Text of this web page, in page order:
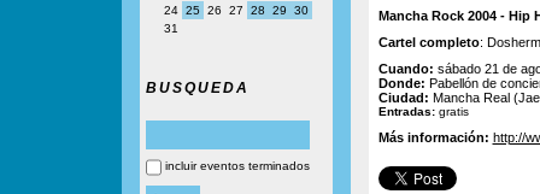
24 25 26 27 28 29
30
31
BUSQUEDA
incluir eventos terminados
Mancha Rock 2004 - Hip
Cartel completo:
Cuando: sábado 21 de
Donde: Pabellón de
Ciudad: Mancha Real
Entradas: gratis
Más información: http://